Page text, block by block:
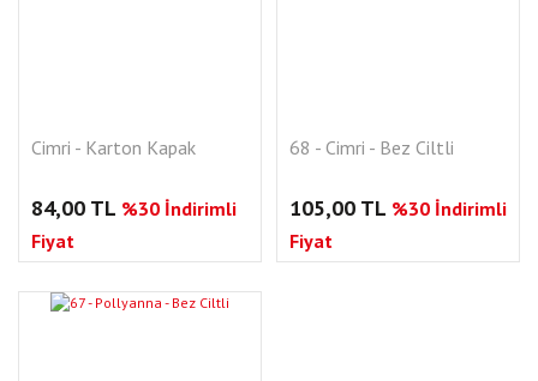
Cimri - Karton Kapak
84,00 TL %30 İndirimli
Fiyat
68 - Cimri - Bez Ciltli
105,00 TL %30 İndirimli
Fiyat